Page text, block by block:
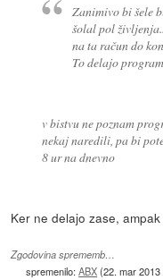
Zanimivo bi šele
šolal pol
na ta račun do
To delajo
v bistvu ne poznam
nekaj naredili, pa bi
8 ur na dnevno
Ker ne delajo zase,
Zgodovina sprememb…
spremenilo:ABX(22. mar